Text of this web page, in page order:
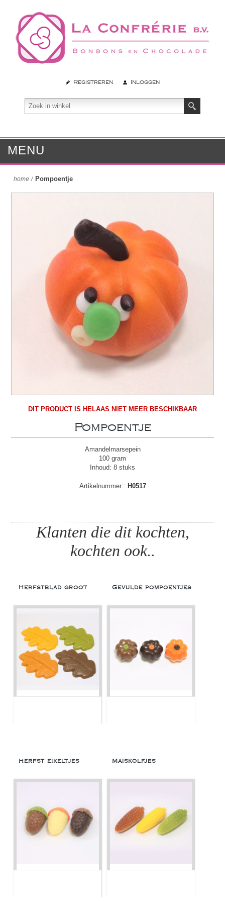
Registreren Inloggen
MENU
home / Pompoentje
DIT PRODUCT IS HELAAS NIET MEER BESCHIKBAAR
Pompoentje
Amandelmarsepein
100 gram
Inhoud: 8 stuks
Artikelnummer:: H0517
Klanten die dit kochten,
kochten ook..
Herfstblad groot Gevulde pompoentjes
Herfst eikeltjes Maïskolfjes